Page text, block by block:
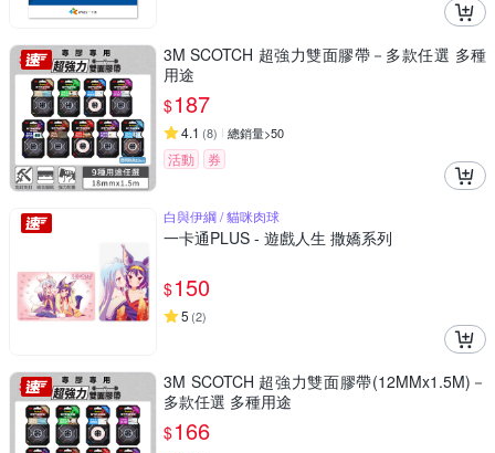
3M SCOTCH 超強力雙面膠帶－多款任選 多種
用途
$187
4.1 (8) 總銷量>50
活動 券
白與伊綱 / 貓咪肉球
一卡通PLUS - 遊戲人生 撒嬌系列
$150
5 (2)
3M SCOTCH 超強力雙面膠帶(12MMx1.5M)－
多款任選 多種用途
$166